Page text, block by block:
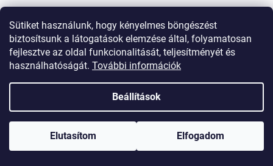
Sütiket használunk, hogy kényelmes böngészést
biztosítsunk a látogatások elemzése által, folyamatosan
fejlesztve az oldal funkcionalitását, teljesítményét és
használhatóságát. További információk
Beállítások
Elutasítom Elfogadom
Hatékony hűsítő/melegítő gél borogatás tépőzárral